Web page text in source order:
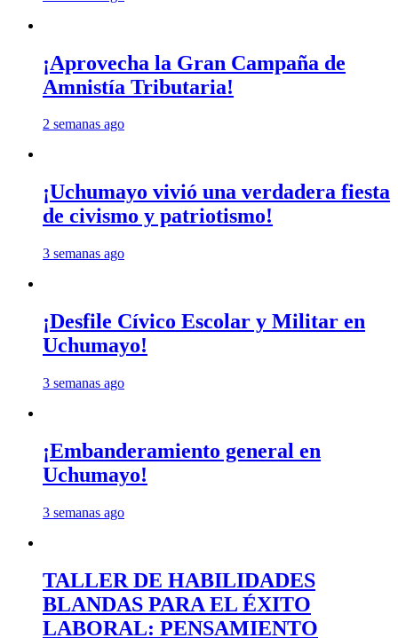
¡Aprovecha la Gran Campaña de
Amnistía Tributaria!
2 semanas ago
¡Uchumayo vivió una verdadera fiesta
de civismo y patriotismo!
3 semanas ago
¡Desfile Cívico Escolar y Militar en
Uchumayo!
3 semanas ago
¡Embanderamiento general en
Uchumayo!
3 semanas ago
TALLER DE HABILIDADES
BLANDAS PARA EL ÉXITO
LABORAL: PENSAMIENTO